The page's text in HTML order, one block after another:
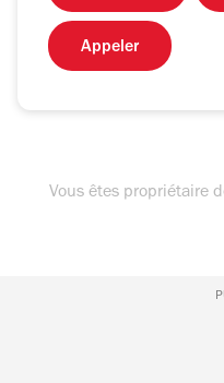
Appeler
Vous êtes propriétaire